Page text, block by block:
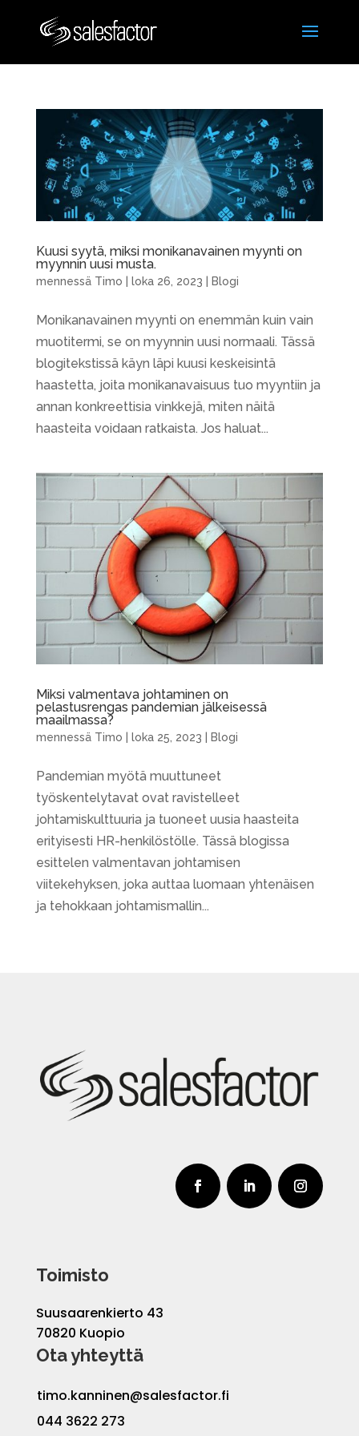
Kuusi syytä, miksi monikanavainen myynti on
myynnin uusi musta.
mennessä Timo loka 26, 2023 Blogi
Monikanavainen myynti on enemmän kuin vain
muotitermi, se on myynnin uusi normaali. Tässä
blogitekstissä käyn läpi kuusi keskeisintä
haastetta, joita monikanavaisuus tuo myyntiin ja
annan konkreettisia vinkkejä, miten näitä
haasteita voidaan ratkaista. Jos haluat...
Miksi valmentava johtaminen on
pelastusrengas pandemian jälkeisessä
maailmassa?
mennessä Timo loka 25, 2023 Blogi
Pandemian myötä muuttuneet
työskentelytavat ovat ravistelleet
johtamiskulttuuria ja tuoneet uusia haasteita
erityisesti HR-henkilöstölle. Tässä blogissa
esittelen valmentavan johtamisen
viitekehyksen, joka auttaa luomaan yhtenäisen
ja tehokkaan johtamismallin...
Toimisto
Suusaarenkierto 43
70820 Kuopio
Ota yhteyttä
timo.kanninen@salesfactor.fi
044 3622 273